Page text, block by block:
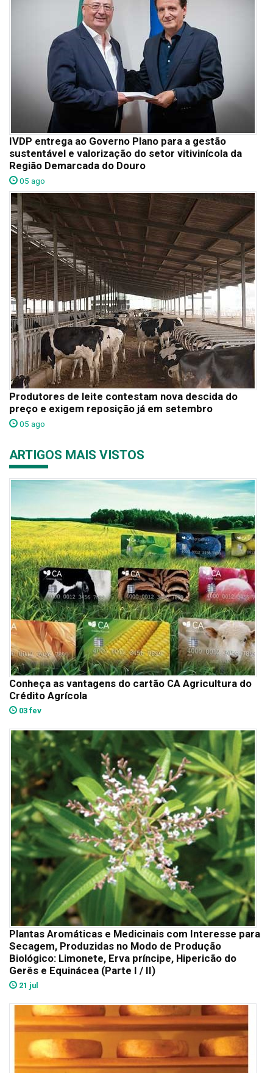
IVDP entrega ao Governo Plano para a gestão
sustentável e valorização do setor vitivinícola da
Região Demarcada do Douro
05 ago
Produtores de leite contestam nova descida do
preço e exigem reposição já em setembro
05 ago
ARTIGOS MAIS VISTOS
Conheça as vantagens do cartão CA Agricultura do
Crédito Agrícola
03 fev
Plantas Aromáticas e Medicinais com Interesse para
Secagem, Produzidas no Modo de Produção
Biológico: Limonete, Erva príncipe, Hipericão do
Gerês e Equinácea (Parte I / II)
21 jul